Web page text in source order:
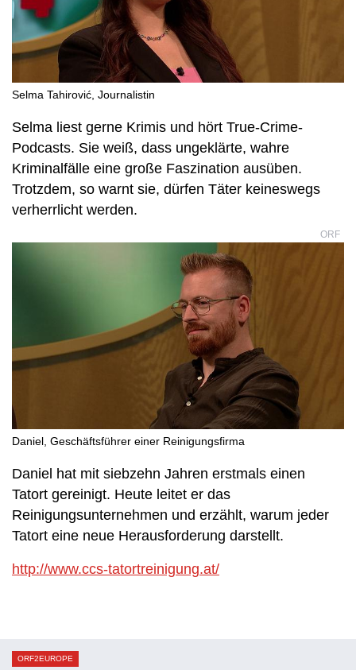
Selma Tahirović, Journalistin
Selma liest gerne Krimis und hört True-Crime-
Podcasts. Sie weiß, dass ungeklärte, wahre
Kriminalfälle eine große Faszination ausüben.
Trotzdem, so warnt sie, dürfen Täter keineswegs
verherrlicht werden.
ORF
Daniel, Geschäftsführer einer Reinigungsfirma
Daniel hat mit siebzehn Jahren erstmals einen
Tatort gereinigt. Heute leitet er das
Reinigungsunternehmen und erzählt, warum jeder
Tatort eine neue Herausforderung darstellt.
http://www.ccs-tatortreinigung.at/
ORF2EUROPE